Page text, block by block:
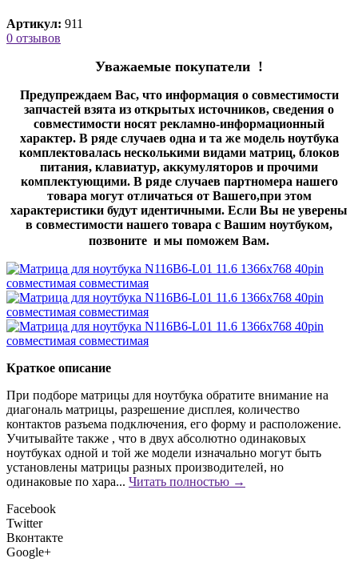
Артикул: 911
0 отзывов
Уважаемые покупатели !
Предупреждаем Вас, что информация о совместимости
запчастей взята из открытых источников, сведения о
совместимости носят рекламно-информационный
характер. В ряде случаев одна и та же модель ноутбука
комплектовалась несколькими видами матриц, блоков
питания, клавиатур, аккумуляторов и прочими
комплектующими. В ряде случаев партномера нашего
товара могут отличаться от Вашего,при этом
характеристики будут идентичными. Если Вы не уверены
в совместимости нашего товара с Вашим ноутбуком,
позвоните и мы поможем Вам.
Краткое описание
При подборе матрицы для ноутбука обратите внимание на
диагональ матрицы, разрешение дисплея, количество
контактов разъема подключения, его форму и расположение.
Учитывайте также , что в двух абсолютно одинаковых
ноутбуках одной и той же модели изначально могут быть
установлены матрицы разных производителей, но
одинаковые по хара... Читать полностью →
Facebook
Twitter
Вконтакте
Google+